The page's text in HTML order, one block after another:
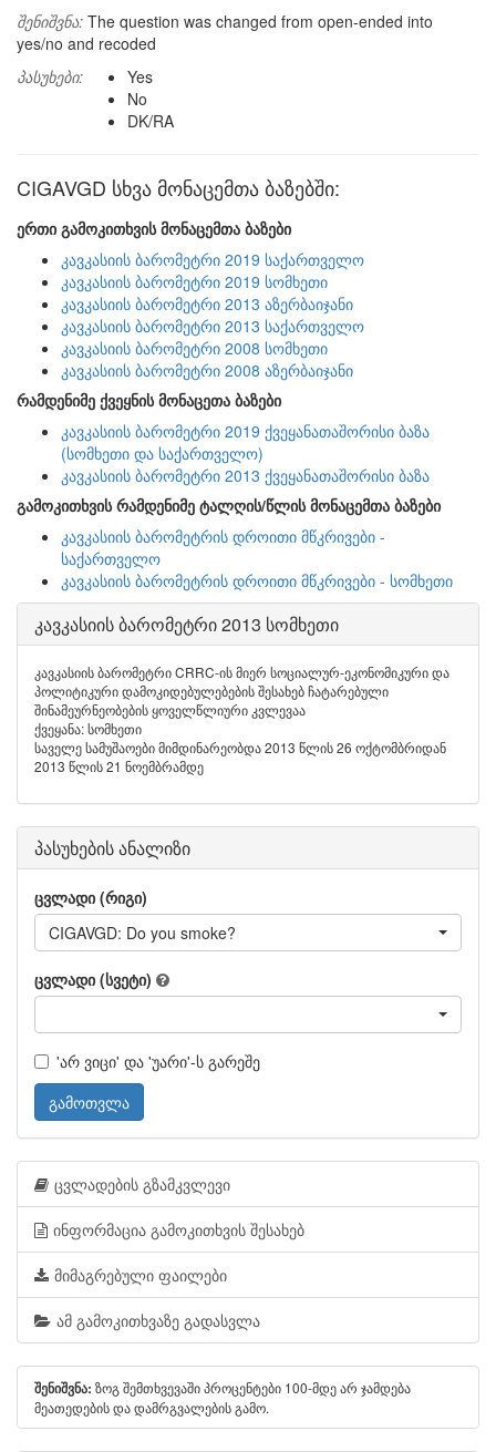
შენიშვნა: The question was changed from open-ended into
yes/no and recoded
პასუხები:
Yes
No
DK/RA
CIGAVGD სხვა მონაცემთა ბაზებში:
ერთი გამოკითხვის მონაცემთა ბაზები
კავკასიის ბარომეტრი 2019 საქართველო
კავკასიის ბარომეტრი 2019 სომხეთი
კავკასიის ბარომეტრი 2013 აზერბაიჯანი
კავკასიის ბარომეტრი 2013 საქართველო
კავკასიის ბარომეტრი 2008 სომხეთი
კავკასიის ბარომეტრი 2008 აზერბაიჯანი
რამდენიმე ქვეყნის მონაცეთა ბაზები
კავკასიის ბარომეტრი 2019 ქვეყანათაშორისი ბაზა
(სომხეთი და საქართველო)
კავკასიის ბარომეტრი 2013 ქვეყანათაშორისი ბაზა
გამოკითხვის რამდენიმე ტალღის/წლის მონაცემთა ბაზები
კავკასიის ბარომეტრის დროითი მწკრივები -
საქართველო
კავკასიის ბარომეტრის დროითი მწკრივები - სომხეთი
კავკასიის ბარომეტრი 2013 სომხეთი
კავკასიის ბარომეტრი CRRC-ის მიერ სოციალურ-ეკონომიკური და
პოლიტიკური დამოკიდებულებების შესახებ ჩატარებული
შინამეურნეობების ყოველწლიური კვლევაა
ქვეყანა: სომხეთი
საველე სამუშაოები მიმდინარეობდა 2013 წლის 26 ოქტომბრიდან
2013 წლის 21 ნოემბრამდე
პასუხების ანალიზი
ცვლადი (რიგი)
CIGAVGD: Do you smoke?
ცვლადი (სვეტი)
'არ ვიცი' და 'უარი'-ს გარეშე
გამოთვლა
ცვლადების გზამკვლევი
ინფორმაცია გამოკითხვის შესახებ
მიმაგრებული ფაილები
ამ გამოკითხვაზე გადასვლა
შენიშვნა: ზოგ შემთხვევაში პროცენტები 100-მდე არ ჯამდება
მეათედების და დამრგვალების გამო.